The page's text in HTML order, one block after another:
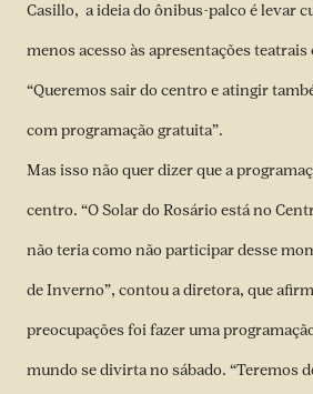
Casillo, a ideia do ônibus-palco é levar
menos acesso às apresentações
“Queremos sair do centro e atingir
com programação gratuita”.
Mas isso não quer dizer que a
centro. “O Solar do Rosário está no
não teria como não participar desse
de Inverno”, contou a diretora, que
preocupações foi fazer uma
mundo se divirta no sábado. “Teremos